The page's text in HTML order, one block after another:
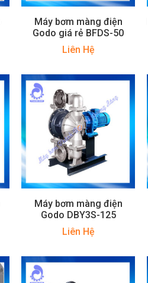
Máy bơm màng điện
Godo giá rẻ BFDS-50
Liên Hệ
Máy bơm màng điện
Godo DBY3S-125
Liên Hệ